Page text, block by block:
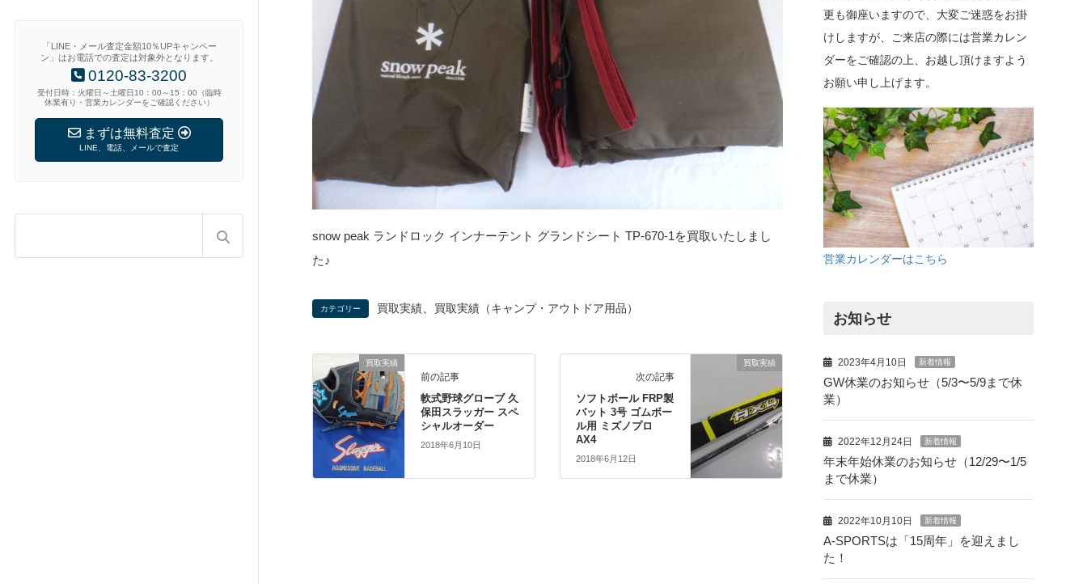
「LINE・メール査定金額10％UPキャンペー
ン」はお電話での査定は対象外となります。
0120-83-3200
受付日時：火曜日～土曜日10：00～15：00（臨時
休業有り・営業カレンダーをご確認ください）
まずは無料査定
LINE、電話、メールで査定
snow peak ランドロック インナーテント グランドシート TP-670-1を買取いたしまし
た♪
カテゴリー 買取実績 買取実績（キャンプ・アウトドア用品）
買取実績
前の記事
軟式野球グローブ 久
保田スラッガー スペ
シャルオーダー
2018年6月10日
買取実績
次の記事
ソフトボール FRP製
バット 3号 ゴムボー
ル用 ミズノプロ
AX4
2018年6月12日
更も御座いますので、大変ご迷惑をお掛
けしますが、ご来店の際には営業カレン
ダーをご確認の上、お越し頂けますよう
お願い申し上げます。
営業カレンダーはこちら
お知らせ
2023年4月10日 新着情報
GW休業のお知らせ（5/3〜5/9まで休
業）
2022年12月24日 新着情報
年末年始休業のお知らせ（12/29〜1/5
まで休業）
2022年10月10日 新着情報
A-SPORTSは「15周年」を迎えまし
た！